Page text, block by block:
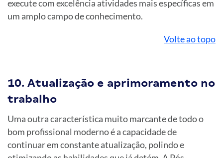
execute com excelência atividades mais específicas em
um amplo campo de conhecimento.
Volte ao topo
10. Atualização e aprimoramento no
trabalho
Uma outra característica muito marcante de todo o
bom profissional moderno é a capacidade de
continuar em constante atualização, polindo e